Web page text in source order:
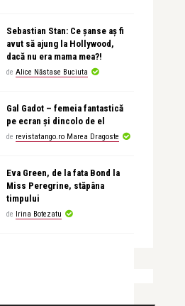
Sebastian Stan: Ce șanse aș fi
avut să ajung la Hollywood,
dacă nu era mama mea?!
de Alice Năstase Buciuta
Gal Gadot – femeia fantastică
pe ecran și dincolo de el
de revistatango.ro Marea Dragoste
Eva Green, de la fata Bond la
Miss Peregrine, stăpâna
timpului
de Irina Botezatu